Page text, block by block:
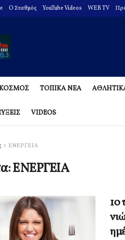
O Σταθμός YouTube Videos WEB TV
ΤΟΠΙΚΑ ΝΕΑ
VIDEOS
ΕΝΕΡΓΕΙΑ
ΕΝΕΡΓΕΙΑ
10